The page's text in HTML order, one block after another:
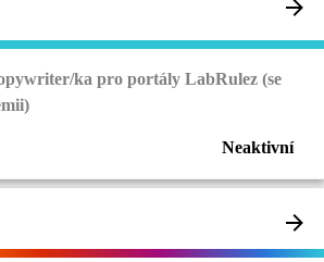
ka pro portály LabRulez (se
Neaktivní